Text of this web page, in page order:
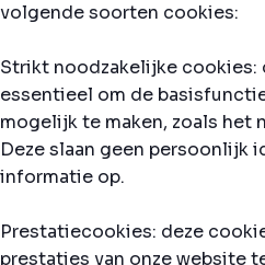
volgende soorten cookies:
Strikt noodzakelijke cookies:
essentieel om de
mogelijk te maken, zoals het
Deze slaan geen persoonlijk
informatie op.
Prestatiecookies: deze
prestaties van onze website